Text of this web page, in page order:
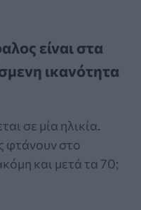
είναι στα
ικανότητα
σε μία ηλικία.
φτάνουν στο
και μετά τα 70;